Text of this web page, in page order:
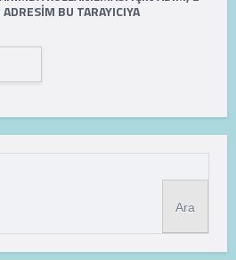
BU TARAYICIYA
Ara